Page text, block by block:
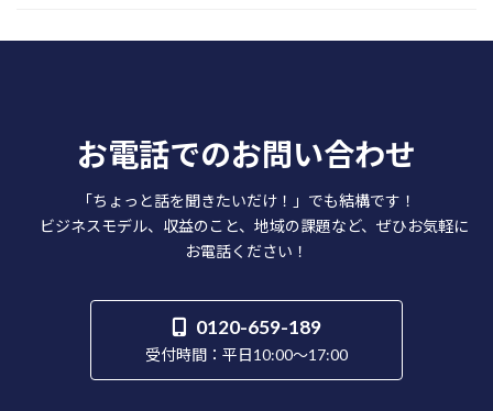
お電話でのお問い合わせ
「ちょっと話を聞きたいだけ！」でも結構です！
ビジネスモデル、収益のこと、地域の課題など、ぜひお気軽に
お電話ください！
0120-659-189
受付時間：平日10:00～17:00